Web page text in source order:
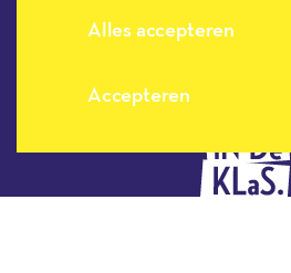
Alles accepteren
Accepteren